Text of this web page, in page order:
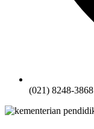
(021) 8248-3868